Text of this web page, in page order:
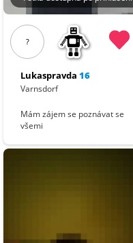
?
Lukaspravda 16
Varnsdorf
Mám zájem se poznávat se
všemi